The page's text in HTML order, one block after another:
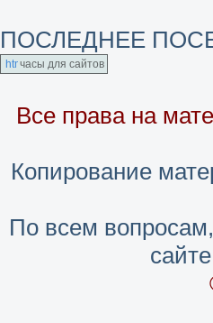
ПОСЛЕДНЕЕ
часы для сайтов
Все права на
Копирование
По всем